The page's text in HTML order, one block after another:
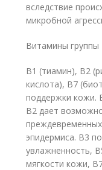
вследствие
микробной
Витамины группы
В1 (тиамин), В2
кислота), В7
поддержки кожи.
В2 дает
эпидермиса. В3
увлажненность,
мягкости кожи,